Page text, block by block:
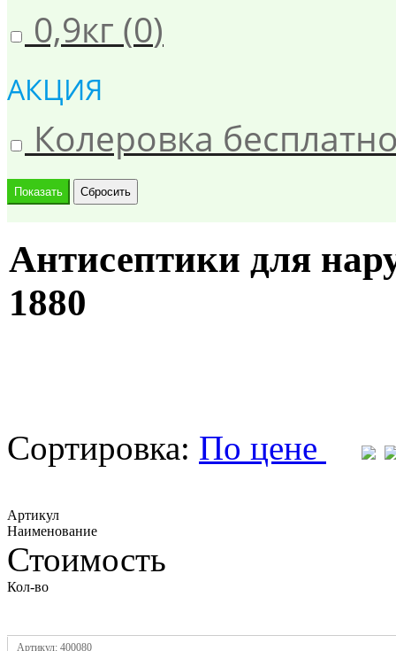
0,9кг (0)
АКЦИЯ
Колеровка
Антисептики для
1880
Сортировка: По цене
Артикул
Наименование
Стоимость
Кол-во
Артикул: 400080